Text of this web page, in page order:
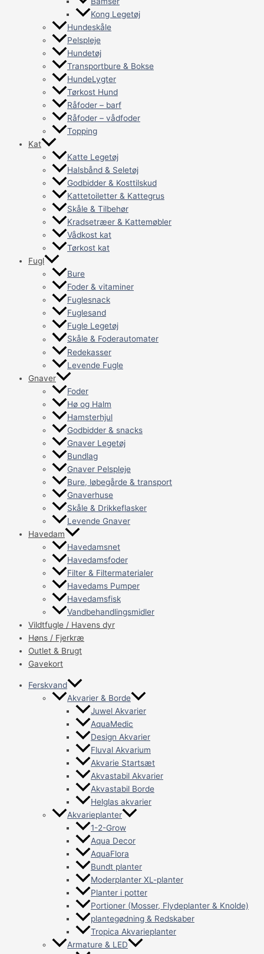
Kong Legetøj
Hundeskåle
Pelspleje
Hundetøj
Transportbure & Bokse
HundeLygter
Tørkost Hund
Råfoder – barf
Råfoder – vådfoder
Topping
Kat
Katte Legetøj
Halsbånd & Seletøj
Godbidder & Kosttilskud
Kattetoiletter & Kattegrus
Skåle & Tilbehør
Kradsetræer & Kattemøbler
Vådkost kat
Tørkost kat
Fugl
Bure
Foder & vitaminer
Fuglesnack
Fuglesand
Fugle Legetøj
Skåle & Foderautomater
Redekasser
Levende Fugle
Gnaver
Foder
Hø og Halm
Hamsterhjul
Godbidder & snacks
Gnaver Legetøj
Bundlag
Gnaver Pelspleje
Bure, løbegårde & transport
Gnaverhuse
Skåle & Drikkeflasker
Levende Gnaver
Havedam
Havedamsnet
Havedamsfoder
Filter & Filtermaterialer
Havedams Pumper
Havedamsfisk
Vandbehandlingsmidler
Vildtfugle / Havens dyr
Høns / Fjerkræ
Outlet & Brugt
Gavekort
Ferskvand
Akvarier & Borde
Juwel Akvarier
AquaMedic
Design Akvarier
Fluval Akvarium
Akvarie Startsæt
Akvastabil Akvarier
Akvastabil Borde
Helglas akvarier
Akvarieplanter
1-2-Grow
Aqua Decor
AquaFlora
Bundt planter
Moderplanter XL-planter
Planter i potter
Portioner (Mosser, Flydeplanter & Knolde)
plantegødning & Redskaber
Tropica Akvarieplanter
Armature & LED